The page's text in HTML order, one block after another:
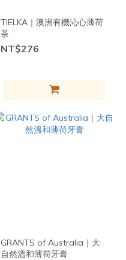
TIELKA｜澳洲有機沁心薄荷
茶
NT$276
GRANTS of Australia｜大
自然溫和薄荷牙膏